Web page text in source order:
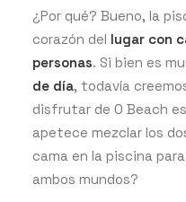
¿Por qué? Bueno, la
corazón del lugar con
personas. Si bien es
de día, todavía
disfrutar de O Beach
apetece mezclar los
cama en la piscina
ambos mundos?